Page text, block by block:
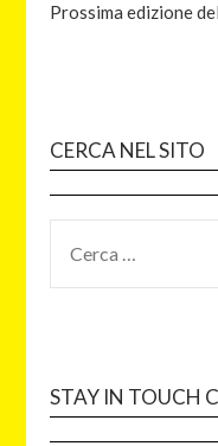
Prossima edizione
CERCA NEL SITO
STAY IN TOUCH